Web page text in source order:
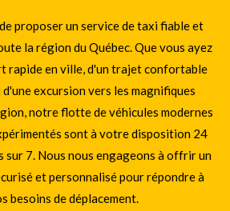
proposer un service de taxi fiable et
la région du Québec. Que vous ayez
rapide en ville, d'un trajet confortable
excursion vers les magnifiques
notre flotte de véhicules modernes
sont à votre disposition 24
sur 7. Nous nous engageons à offrir un
et personnalisé pour répondre à
besoins de déplacement.